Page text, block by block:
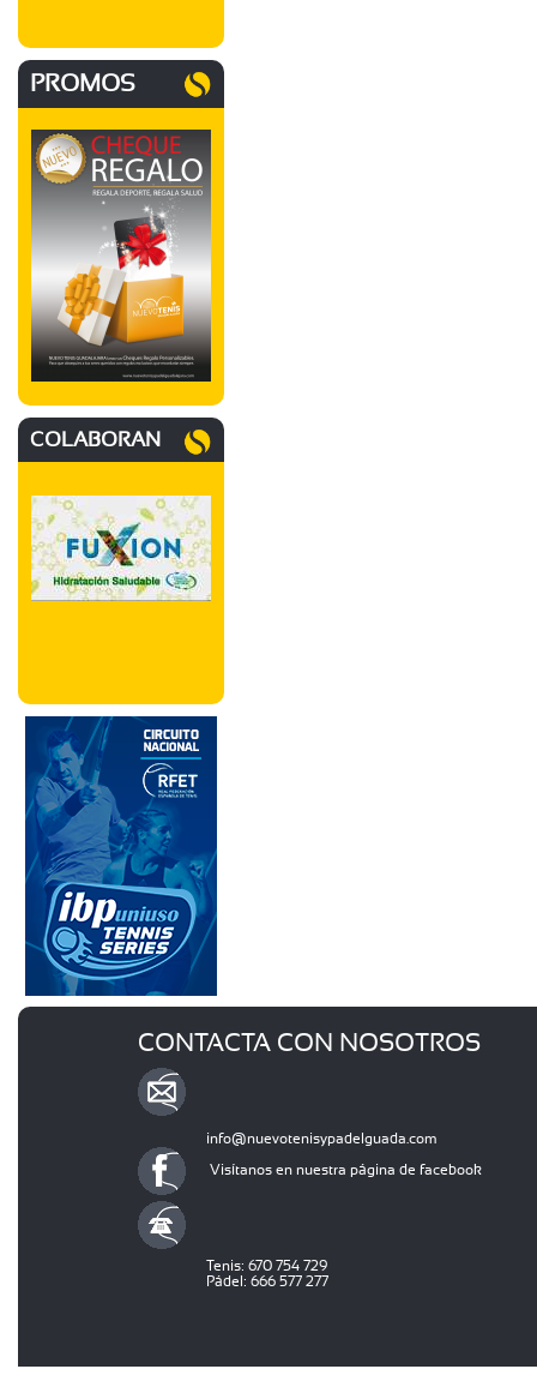
PROMOS
COLABORAN
CONTACTA CON NOSOTROS
info@nuevotenisypadelguada.com
Visítanos en nuestra página de facebook
Tenis: 670 754 729
Pádel: 666 577 277